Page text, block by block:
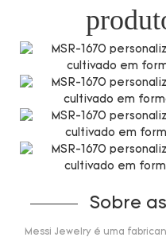
Sobre
Messi Jewelry é uma